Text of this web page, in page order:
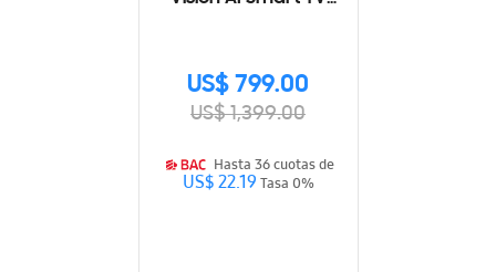
US$ 799.00
US$ 1,399.00
Hasta 36 cuotas de
US$ 22.19Tasa 0%